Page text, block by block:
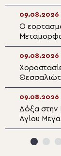
Αγίου
Ωρωπού
09.08.2026
Ο
Σωτήρος
09.08.2026
09.08.2026
Δόξα στην
Αγίου